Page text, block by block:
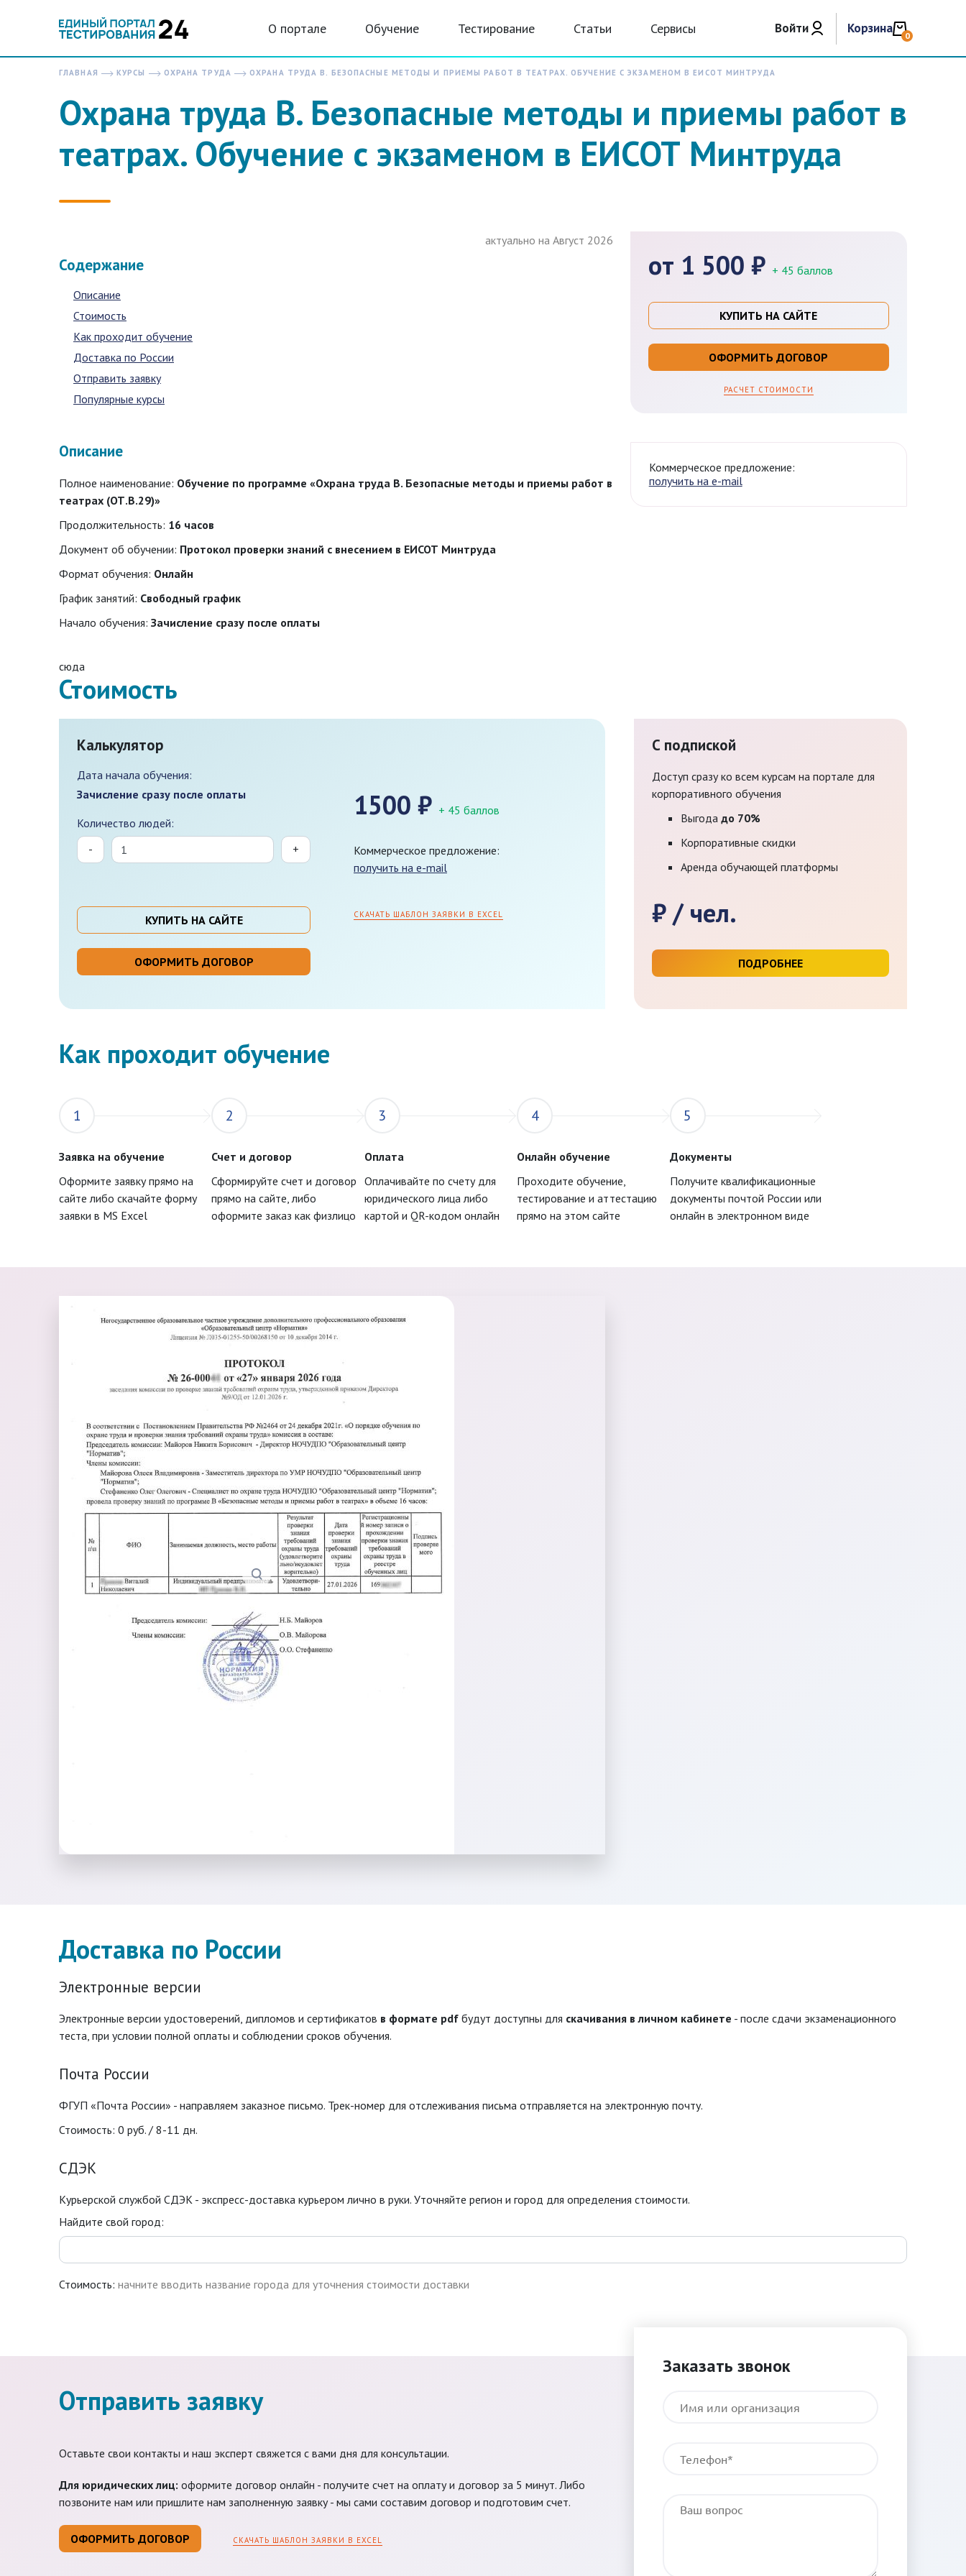
О портале Обучение Тестирование Статьи Сервисы Войти Корзина 0
ГЛАВНАЯ КУРСЫ ОХРАНА ТРУДА ОХРАНА ТРУДА В. БЕЗОПАСНЫЕ МЕТОДЫ И ПРИЕМЫ РАБОТ В ТЕАТРАХ. ОБУЧЕНИЕ С ЭКЗАМЕНОМ В ЕИСОТ МИНТРУДА
Охрана труда В. Безопасные методы и приемы работ в
театрах. Обучение с экзаменом в ЕИСОТ Минтруда
актуально на Август 2026
Содержание
Описание
Стоимость
Как проходит обучение
Доставка по России
Отправить заявку
Популярные курсы
Описание
Полное наименование: Обучение по программе «Охрана труда В. Безопасные методы и приемы работ в
театрах (ОТ.В.29)»
Продолжительность: 16 часов
Документ об обучении: Протокол проверки знаний с внесением в ЕИСОТ Минтруда
Формат обучения: Онлайн
График занятий: Свободный график
Начало обучения: Зачисление сразу после оплаты
от 1 500 ₽ + 45 баллов
КУПИТЬ НА САЙТЕ
ОФОРМИТЬ ДОГОВОР
РАСЧЕТ СТОИМОСТИ
Коммерческое предложение:
получить на e-mail
сюда
Стоимость
Калькулятор
Дата начала обучения:
Зачисление сразу после оплаты
Количество людей:
-
+
1500 ₽ + 45 баллов
Коммерческое предложение:
получить на e-mail
КУПИТЬ НА САЙТЕ
ОФОРМИТЬ ДОГОВОР
СКАЧАТЬ ШАБЛОН ЗАЯВКИ В EXCEL
С подпиской
Доступ сразу ко всем курсам на портале для
корпоративного обучения
Выгода до 70%
Корпоративные скидки
Аренда обучающей платформы
₽ / чел.
ПОДРОБНЕЕ
Как проходит обучение
1
Заявка на обучение
Оформите заявку прямо на
сайте либо скачайте форму
заявки в MS Excel
2
Счет и договор
Сформируйте счет и договор
прямо на сайте, либо
оформите заказ как физлицо
3
Оплата
Оплачивайте по счету для
юридического лица либо
картой и QR-кодом онлайн
4
Онлайн обучение
Проходите обучение,
тестирование и аттестацию
прямо на этом сайте
5
Документы
Получите квалификационные
документы почтой России или
онлайн в электронном виде
Доставка по России
Электронные версии
Электронные версии удостоверений, дипломов и сертификатов в формате pdf будут доступны для скачивания в личном кабинете - после сдачи экзаменационного
теста, при условии полной оплаты и соблюдении сроков обучения.
Почта России
ФГУП «Почта России» - направляем заказное письмо. Трек-номер для отслеживания письма отправляется на электронную почту.
Стоимость: 0 руб. / 8-11 дн.
СДЭК
Курьерской службой СДЭК - экспресс-доставка курьером лично в руки. Уточняйте регион и город для определения стоимости.
Найдите свой город:
Стоимость: начните вводить название города для уточнения стоимости доставки
Отправить заявку
Оставьте свои контакты и наш эксперт свяжется с вами дня для консультации.
Для юридических лиц: оформите договор онлайн - получите счет на оплату и договор за 5 минут. Либо
позвоните нам или пришлите нам заполненную заявку - мы сами составим договор и подготовим счет.
ОФОРМИТЬ ДОГОВОР СКАЧАТЬ ШАБЛОН ЗАЯВКИ В EXCEL
Заказать звонок